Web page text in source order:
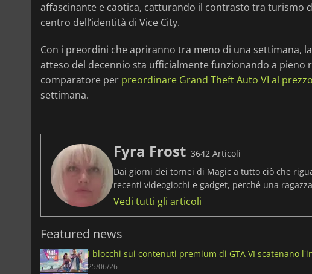
affascinante e caotica, catturando il contrasto tra turismo
centro dell’identità di Vice City.
Con i preordini che apriranno tra meno di una settimana,
atteso del decennio sta ufficialmente funzionando a
comparatore per preordinare Grand Theft Auto VI al
settimana.
Fyra Frost 3642 Articoli
Dai giorni dei tornei di Magic a tutto ciò che
recenti videogiochi e gadget, perché una
Vedi tutti gli articoli
Featured news
I blocchi sui contenuti premium di GTA VI scatenano
25/06/26